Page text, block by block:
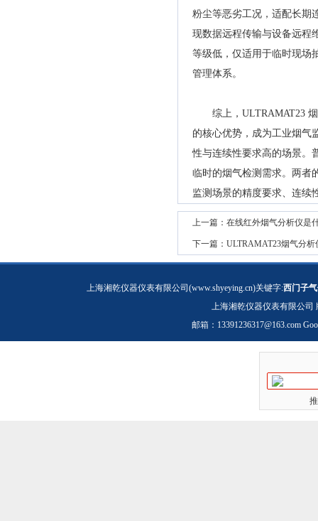
粉尘等恶劣工况，适配长期
现数据远程传输与设备远程
等级低，仅适用于临时现场
管理体系。
综上，ULTRAMAT23 烟
的核心优势，成为工业烟气
性与连续性要求高的场景。
临时的烟气检测需求。两者
监测场景的精度要求、连续
上一篇： 在线红外烟气分析仪是
下一篇： ULTRAMAT23烟气分
上海湘乾仪器仪表有限公司(www.shyeying.cn)关键字:西门子
上海湘乾仪器仪表有限公司
邮箱： 13391236317@163.com